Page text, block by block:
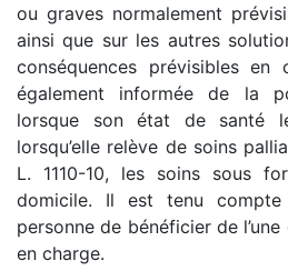
ou graves normalement
ainsi que sur les autres
conséquences prévisibles
également informée de la
lorsque son état de santé
lorsqu’elle relève de soins
L. 1110-10, les soins sous
domicile. Il est tenu
personne de bénéficier de
en charge.